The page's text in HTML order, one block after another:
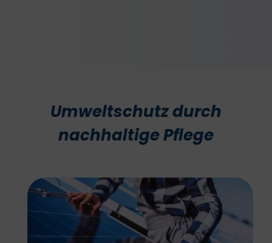
Umweltschutz durch
nachhaltige Pflege